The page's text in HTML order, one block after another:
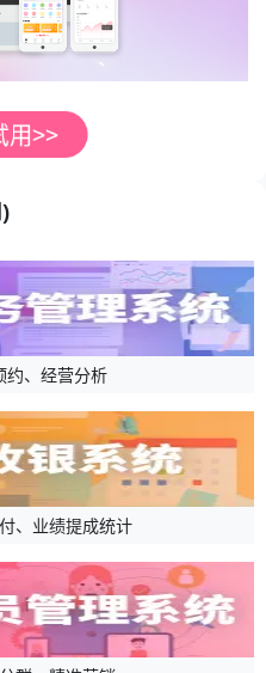
约、经营分析
、业绩提成统计